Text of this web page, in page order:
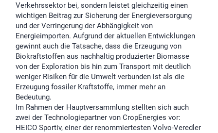
Verkehrssektor bei, sondern leistet gleichzeitig einen
wichtigen Beitrag zur Sicherung der Energieversorgung
und der Verringerung der Abhängigkeit von
Energieimporten. Aufgrund der aktuellen Entwicklungen
gewinnt auch die Tatsache, dass die Erzeugung von
Biokraftstoffen aus nachhaltig produzierter Biomasse
von der Exploration bis hin zum Transport mit deutlich
weniger Risiken für die Umwelt verbunden ist als die
Erzeugung fossiler Kraftstoffe, immer mehr an
Bedeutung.
Im Rahmen der Hauptversammlung stellten sich auch
zwei der Technologiepartner von CropEnergies vor:
HEICO Sportiv, einer der renommiertesten Volvo-Veredler